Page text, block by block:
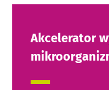
Akcelerator
Pobyt na
Microbiota
Biocodexu
korzystania
* Pole obowiązkowe
BMI 20-35